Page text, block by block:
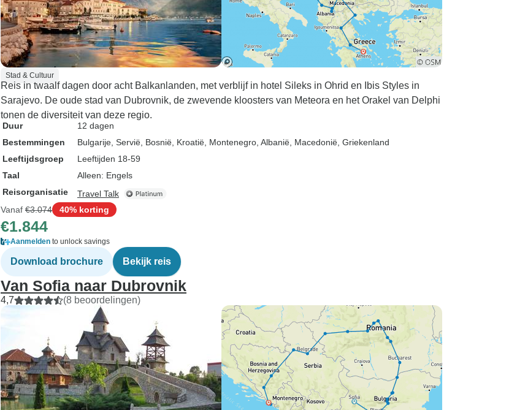
Stad & Cultuur
Reis in twaalf dagen door acht Balkanlanden, met verblijf in hotel Sileks in Ohrid en Ibis Styles in
Sarajevo. De oude stad van Dubrovnik, de zwevende kloosters van Meteora en het Orakel van Delphi
tonen de diversiteit van deze regio.
Duur
12 dagen
Bestemmingen
Bulgarije , Servië , Bosnië , Kroatië , Montenegro , Albanië , Macedonië , Griekenland
Leeftijdsgroep
Leeftijden 18-59
Taal
Alleen: Engels
Reisorganisatie
Travel Talk
Vanaf €3.074 40% korting
€1.844
Aanmelden to unlock savings
Download brochure Bekijk reis
Van Sofia naar Dubrovnik
4,7 (8 beoordelingen)